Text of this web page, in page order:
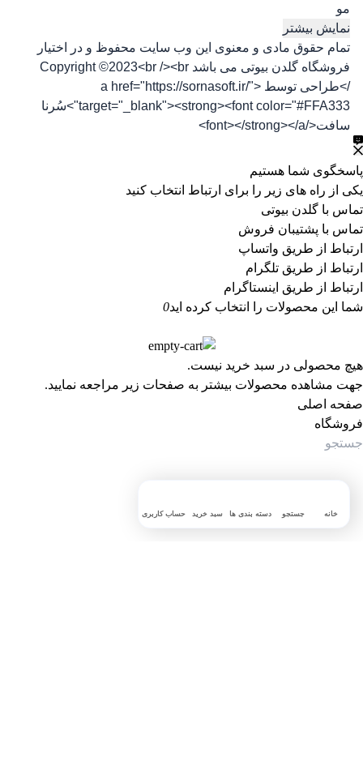
مو
نمایش بیشتر
تمام حقوق مادی و معنوی این وب سایت محفوظ و در اختیار
فروشگاه گلدن بیوتی می باشد Copyright ©2023<br /><br
/>طراحی توسط <a href="https://sornasoft.ir/"
target="_blank"><strong><font color="#FFA333">سُرنا
سافت</font></strong></a>
پاسخگوی شما هستیم
یکی از راه های زیر را برای ارتباط انتخاب کنید
تماس با گلدن بیوتی
تماس با پشتیبان فروش
ارتباط از طریق واتساپ
ارتباط از طریق تلگرام
ارتباط از طریق اینستاگرام
شما این محصولات را انتخاب کرده اید0
هیچ محصولی در سبد خرید نیست.
جهت مشاهده محصولات بیشتر به صفحات زیر مراجعه نمایید.
صفحه اصلی
فروشگاه
خانه جستجو دسته بندی ها سبد خرید حساب کاربری